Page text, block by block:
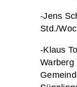
-Jens
Std./
-Klaus
Warberg